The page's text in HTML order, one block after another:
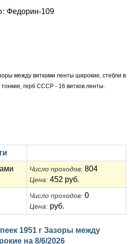
1741)
Федорин-109
между витками ленты широкие, стебли в
герб СССР - 16 витков ленты.
Число проходов: 804
Цена: 452 руб.
Число проходов: 0
Цена: руб.
1951 г Зазоры между
на 8/6/2026